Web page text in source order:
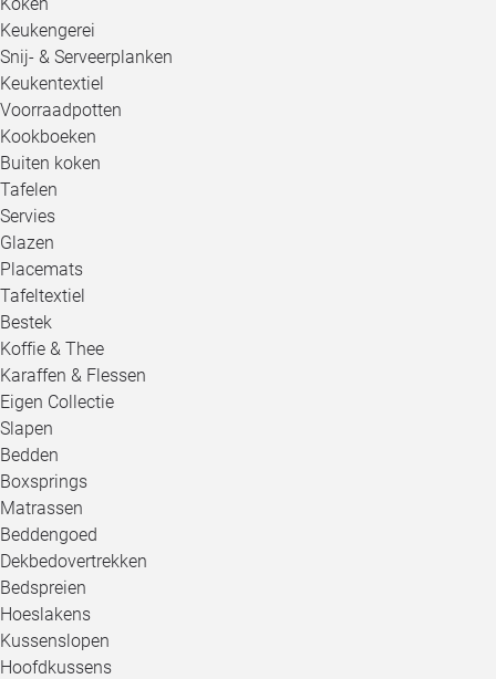
Keukengerei
Snij- & Serveerplanken
Keukentextiel
Voorraadpotten
Kookboeken
Buiten koken
Tafelen
Servies
Glazen
Placemats
Tafeltextiel
Bestek
Koffie & Thee
Karaffen & Flessen
Eigen Collectie
Slapen
Bedden
Boxsprings
Matrassen
Beddengoed
Dekbedovertrekken
Bedspreien
Hoeslakens
Kussenslopen
Hoofdkussens